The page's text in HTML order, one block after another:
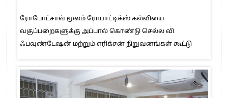
ரோபோட்சாவ் மூலம் ரோபாட்டிக்ஸ் கல்வியை
வகுப்பறைகளுக்கு அப்பால் கொண்டு செல்ல வி
ஃபவுண்டேஷன் மற்றும் எரிக்சன் நிறுவனங்கள் கூட்டு